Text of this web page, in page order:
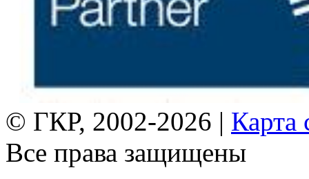
© ГКР, 2002-2026 | Карта
Все права защищены